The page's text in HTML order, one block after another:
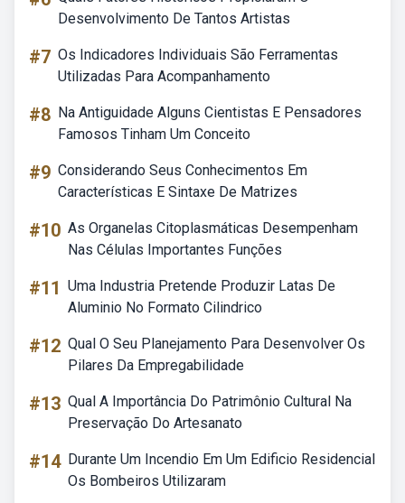
Desenvolvimento De Tantos Artistas
#7 Os Indicadores Individuais São Ferramentas
Utilizadas Para Acompanhamento
#8 Na Antiguidade Alguns Cientistas E Pensadores
Famosos Tinham Um Conceito
#9 Considerando Seus Conhecimentos Em
Características E Sintaxe De Matrizes
#10 As Organelas Citoplasmáticas Desempenham
Nas Células Importantes Funções
#11 Uma Industria Pretende Produzir Latas De
Aluminio No Formato Cilindrico
#12 Qual O Seu Planejamento Para Desenvolver Os
Pilares Da Empregabilidade
#13 Qual A Importância Do Patrimônio Cultural Na
Preservação Do Artesanato
#14 Durante Um Incendio Em Um Edificio Residencial
Os Bombeiros Utilizaram